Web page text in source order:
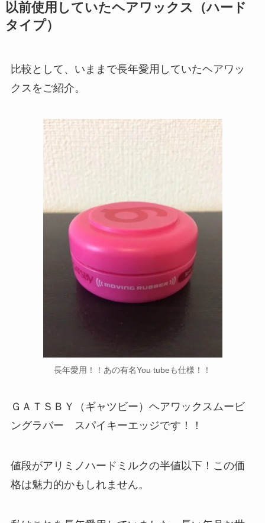
以前使用していたヘアワックス（ハード
タイプ）
比較として、いままで長年愛用していたヘアワッ
クスをご紹介。
長年愛用！！あの有名You tubeも仕様！！
ＧＡＴＳＢＹ（ギャツビー）ヘアワックスムービ
ングラバー スパイキーエッジです！！
値段がアリミノハードミルクの半値以下！この価
格は魅力的かもしれません。